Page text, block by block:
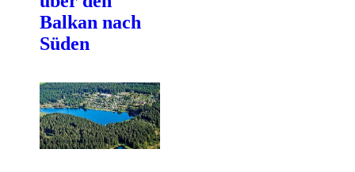
Balkan nach
Süden